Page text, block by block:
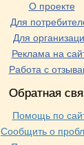
О проекте
Для
Для
Реклама на
Работа с
Обратная
Помощь по
Сообщить о